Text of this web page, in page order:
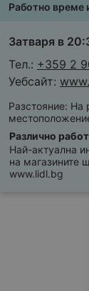
Работно време
Затваря в
Тел.: +359 2
Уебсайт:
Разстояние: На
Различно
Най-актуална
на магазините
www.lidl.bg